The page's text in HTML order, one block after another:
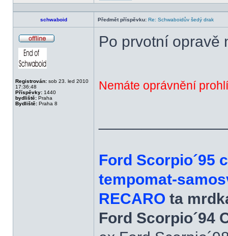
Profil
schwaboid Předmět příspěvku: Re: Schwaboidův šedý drak
Registrován: sob 23. led 2010
17:36:48
Příspěvky: 1440
bydliště: Praha
Bydliště: Praha 8
Po prvotní opravě
Nemáte oprávnění
Ford Scorpio´95
tempomat-
RECARO ta
Ford Scorpio´94